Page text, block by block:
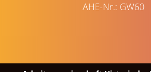
AHE-Nr.: GW60